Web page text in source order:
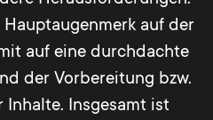
Die Redaktion
Seitenbereich vor,
und
per DeepL. Danach
entscheidender
Auch
einer
auf der
auf eine durchdachte
der Vorbereitung bzw.
Inhalte. Insgesamt ist